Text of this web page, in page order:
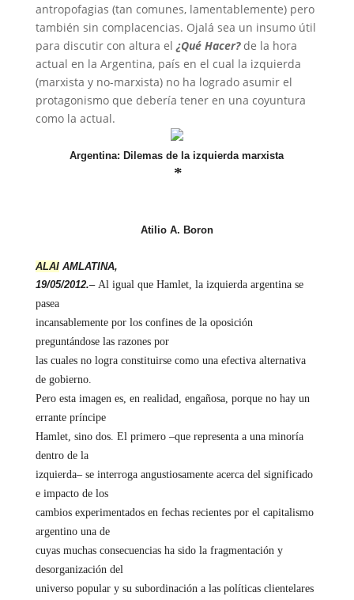
antropofagias (tan comunes, lamentablemente) pero
también sin complacencias. Ojalá sea un insumo útil
para discutir con altura el ¿Qué Hacer?de la hora
actual en la Argentina, país en el cual la izquierda
(marxista y no-marxista) no ha logrado asumir el
protagonismo que debería tener en una coyuntura
como la actual.
Argentina: Dilemas de la izquierda marxista
*
Atilio A. Boron
ALAI AMLATINA,
19/05/2012.– Al igual que Hamlet, la izquierda argentina se
pasea
incansablemente por los confines de la oposición
preguntándose las razones por
las cuales no logra constituirse como una efectiva alternativa
de gobierno.
Pero esta imagen es, en realidad, engañosa, porque no hay un
errante príncipe
Hamlet, sino dos. El primero –que representa a una minoría
dentro de la
izquierda– se interroga angustiosamente acerca del significado
e impacto de los
cambios experimentados en fechas recientes por el capitalismo
argentino una de
cuyas muchas consecuencias ha sido la fragmentación y
desorganización del
universo popular y su subordinación a las políticas clientelares